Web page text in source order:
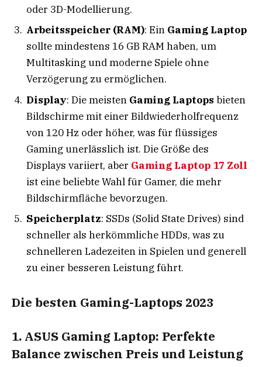
oder 3D-Modellierung.
Arbeitsspeicher (RAM): Ein Gaming Laptop
sollte mindestens 16 GB RAM haben, um
Multitasking und moderne Spiele ohne
Verzögerung zu ermöglichen.
Display: Die meisten Gaming Laptops bieten
Bildschirme mit einer Bildwiederholfrequenz
von 120 Hz oder höher, was für flüssiges
Gaming unerlässlich ist. Die Größe des
Displays variiert, aber Gaming Laptop 17 Zoll
ist eine beliebte Wahl für Gamer, die mehr
Bildschirmfläche bevorzugen.
Speicherplatz: SSDs (Solid State Drives) sind
schneller als herkömmliche HDDs, was zu
schnelleren Ladezeiten in Spielen und generell
zu einer besseren Leistung führt.
Die besten Gaming-Laptops 2023
1. ASUS Gaming Laptop: Perfekte
Balance zwischen Preis und Leistung